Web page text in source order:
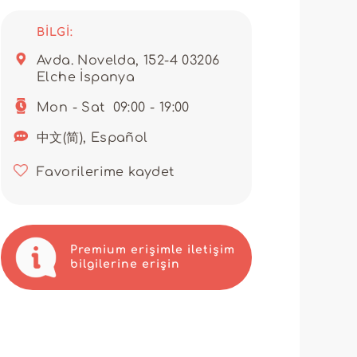
lojistik merkezinden
böylece müşterilerinize
bağlı bir tedarikçiyle
dengesinden
biriyle uzun soluklu ve verimli
Farkı deneyimleyin ve
Calzados S.L.’e güvenen
BILGI:
Avda. Novelda, 152-4 03206
Elche İspanya
Mon - Sat 09:00 - 19:00
中文(简), Español
Favorilerime kaydet
Premium erişimle iletişim
bilgilerine erişin